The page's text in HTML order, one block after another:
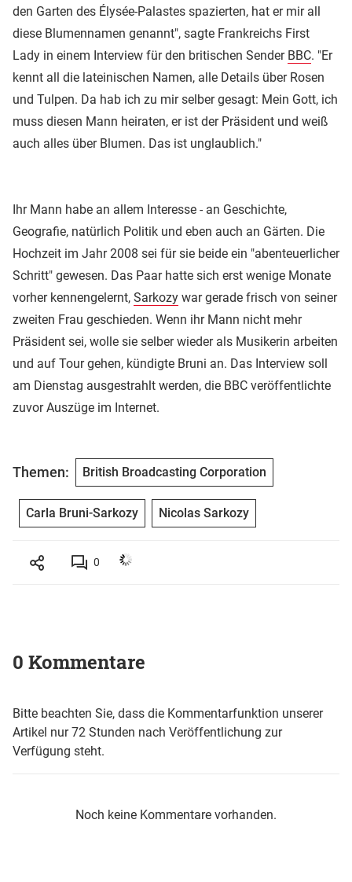
den Garten des Élysée-Palastes spazierten, hat er mir all
diese Blumennamen genannt", sagte Frankreichs First
Lady in einem Interview für den britischen Sender BBC. "Er
kennt all die lateinischen Namen, alle Details über Rosen
und Tulpen. Da hab ich zu mir selber gesagt: Mein Gott, ich
muss diesen Mann heiraten, er ist der Präsident und weiß
auch alles über Blumen. Das ist unglaublich."
Ihr Mann habe an allem Interesse - an Geschichte,
Geografie, natürlich Politik und eben auch an Gärten. Die
Hochzeit im Jahr 2008 sei für sie beide ein "abenteuerlicher
Schritt" gewesen. Das Paar hatte sich erst wenige Monate
vorher kennengelernt, Sarkozy war gerade frisch von seiner
zweiten Frau geschieden. Wenn ihr Mann nicht mehr
Präsident sei, wolle sie selber wieder als Musikerin arbeiten
und auf Tour gehen, kündigte Bruni an. Das Interview soll
am Dienstag ausgestrahlt werden, die BBC veröffentlichte
zuvor Auszüge im Internet.
Themen: British Broadcasting Corporation
Carla Bruni-Sarkozy Nicolas Sarkozy
0
0 Kommentare
Bitte beachten Sie, dass die Kommentarfunktion unserer
Artikel nur 72 Stunden nach Veröffentlichung zur
Verfügung steht.
Noch keine Kommentare vorhanden.